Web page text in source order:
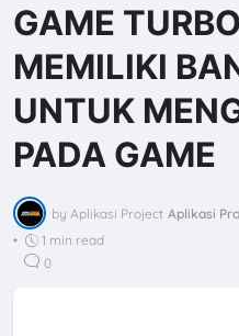
GAME
MEMILIKI
UNTUK
PADA GAME
by Aplikasi Project Aplikasi
•
1 min read
0